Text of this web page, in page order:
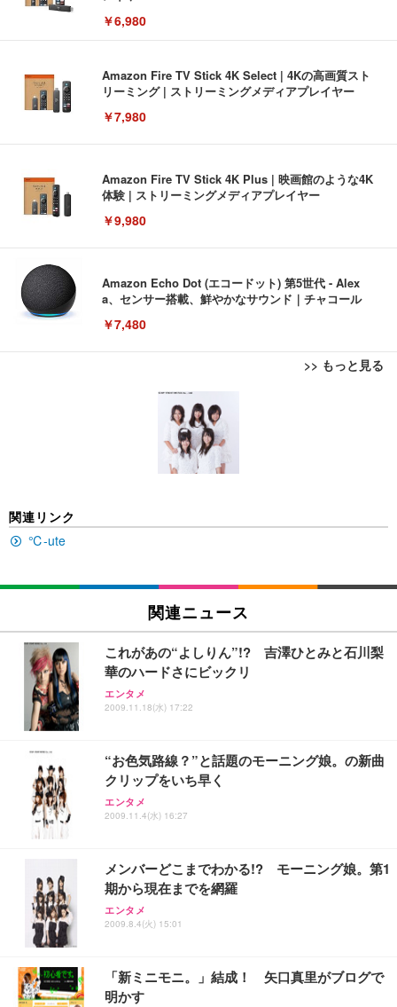
￥6,980
Amazon Fire TV Stick 4K Select | 4Kの高画質スト
リーミング | ストリーミングメディアプレイヤー
￥7,980
Amazon Fire TV Stick 4K Plus | 映画館のような4K
体験 | ストリーミングメディアプレイヤー
￥9,980
Amazon Echo Dot (エコードット) 第5世代 - Alex
a、センサー搭載、鮮やかなサウンド｜チャコール
￥7,480
>> もっと見る
[EdoErgo] オフィスチェア 椅子 テレワーク 疲れな
い 跳ね上げ式アームレスト コンパクト 約105度ロッ
キング pc 事務椅子 360度回転 座面昇降 強化ナイロ
ン樹脂ベース 通気性メッシュ 在宅ワーク H-WY01
(黒網+黒枠+黒足)
ュチェア 人間工学 疲れない ブラック
Sezlife オフィスチェア デスクチェア 疲れない テレ
ワーク チェア 強化バックレスト 30度ロッキング機
レスト 3Dヘッドレスト ハンガー付き 高反発クッシ
ョン PCチェア 通気性メッシュ ゲーミング/勉強/事
務用 おしゃれ パソコンチェア (ブラック)
￥7,680
Sezlife オフィスチェア デスクチェア 疲れない テレ
レスト 3Dヘッドレスト ハンガー付き 高反発クッシ
ョン PCチェア 通気性メッシュ ゲーミング/勉強/事
務用 おしゃれ パソコンチェア (ホワイト)
￥7,680
ANDWINT オフィスチェア デスクチェア 肘なし メ
ト 幅52×奥行58.5×高さ84～96cm テレワーク 在宅
勤務 ブラック
￥4,139
EIZO ビジネス向けプレミアムモニター | FlexScan
EV3240X-WT | 31.5型4K UHD・USB Type-C・ホワ
【純正品】27"ゲーミングモニター DualSense 充電
フック付き（CFI-ZDM1J）
￥49,979
【整備済み品】Dell E2724HS 27インチ 液晶モニタ
応 ComfortView ビジネス向け
￥15,800
【MiniLED/24.5inch/280Hz/FHD】GRAPHT THE S
像低減 (3年保証 | 輝点保証 | 日本メーカー)
￥34,980
Amazonベーシック ペットシーツ 薄型 レギュラー 1
回使い捨て 無香料 ホワイト 300枚
x2袋(84枚) ホワイト(吸収面:ライトブルー)
ネオ・ルーライフ ネオ・オムツ L 中型犬用 26枚入
り 単品
￥1,800
Smart Basic(スマートベーシック) 【Amazon.co.jp
￥3,670
アイリスオーヤマ ペットシーツ 超厚型 お徳用 レギ
￥3,731
関連リンク
℃-ute
関連ニュース
これがあの“よしりん”!? 吉澤ひとみと石川梨
華のハードさにビックリ
エンタメ
2009.11.18(水) 17:22
“お色気路線？”と話題のモーニング娘。の新曲
クリップをいち早く
エンタメ
2009.11.4(水) 16:27
メンバーどこまでわかる!? モーニング娘。第1
期から現在までを網羅
エンタメ
2009.8.4(火) 15:01
「新ミニモニ。」結成！ 矢口真里がブログで
明かす